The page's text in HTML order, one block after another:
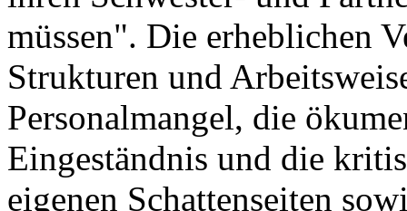
müssen". Die erheblichen
Strukturen und
Personalmangel, die
Eingeständnis und die
eigenen Schattenseiten